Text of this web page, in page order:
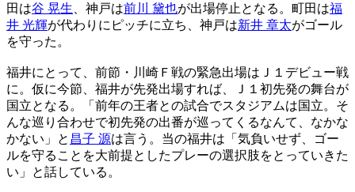
田は谷 晃生 、神戸は前川 黛也が出場停止となる。町田は福
井 光輝が代わりにピッチに立ち、神戸は新井 章太がゴール
を守った。
福井にとって、前節・川崎Ｆ戦の緊急出場はＪ１デビュー戦
に。仮に今節、福井が先発出場すれば、Ｊ１初先発の舞台が
国立となる。「前年の王者との試合でスタジアムは国立。そ
んな巡り合わせで初先発の出番が巡ってくるなんて、なかな
かない」と 昌子 源は言う。当の福井は「気負いせず、ゴー
ルを守ることを大前提としたプレーの選択肢をとっていきた
い」と話している。